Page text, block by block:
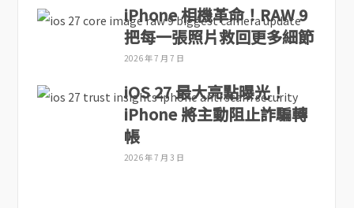
iPhone 相機革命！RAW 9
把每一張照片救回更多細節
2026 年 7 月 7 日
iOS 27 最大亮點曝光！
iPhone 將主動阻止詐騙轉
帳
2026 年 7 月 3 日